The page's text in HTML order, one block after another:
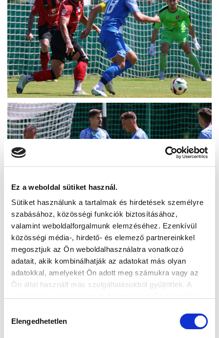
Ez a weboldal sütiket használ.
Sütiket használunk a tartalmak és hirdetések személyre
szabásához, közösségi funkciók biztosításához,
valamint weboldalforgalmunk elemzéséhez. Ezenkívül
közösségi média-, hirdető- és elemező partnereinkkel
megosztjuk az Ön weboldalhasználatra vonatkozó
adatait, akik kombinálhatják az adatokat más olyan
adatokkal, amelyeket Ön adott meg számukra vagy az
Ön által használt más szolgáltatásokból gyűjtöttek. A
kiválasztása
Elengedhetetlen